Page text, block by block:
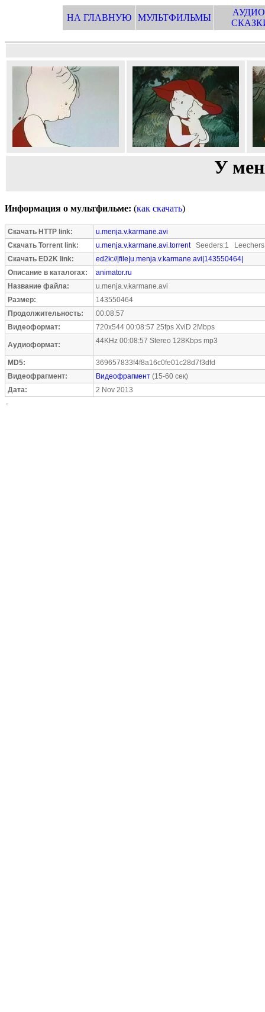
НА ГЛАВНУЮ МУЛЬТФИЛЬМЫ
У
Информация о мультфильме: (как скачать)
Скачать HTTP link:
u.menja.v.karmane.avi
Скачать Torrent link:
u.menja.v.karmane.avi.torrentSeeders:1
Скачать ED2K link:
ed2k://|file|u.menja.v.karmane.avi|143550464|
Описание в каталогах:
animator.ru
Название файла:
u.menja.v.karmane.avi
Размер:
143550464
Продолжительность:
00:08:57
Видеоформат:
720x544 00:08:57 25fps XviD 2Mbps
Аудиоформат: 44KHz 00:08:57 Stereo 128Kbps mp3
MD5:
369657833f4f8a16c0fe01c28d7f3dfd
Видеофрагмент:
Видеофрагмент (15-60 сек)
Дата:
2 Nov 2013